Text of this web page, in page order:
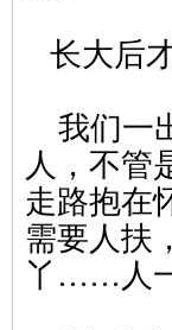
长大后
我们一
人，不管
走路抱在
需要人扶
丫……人